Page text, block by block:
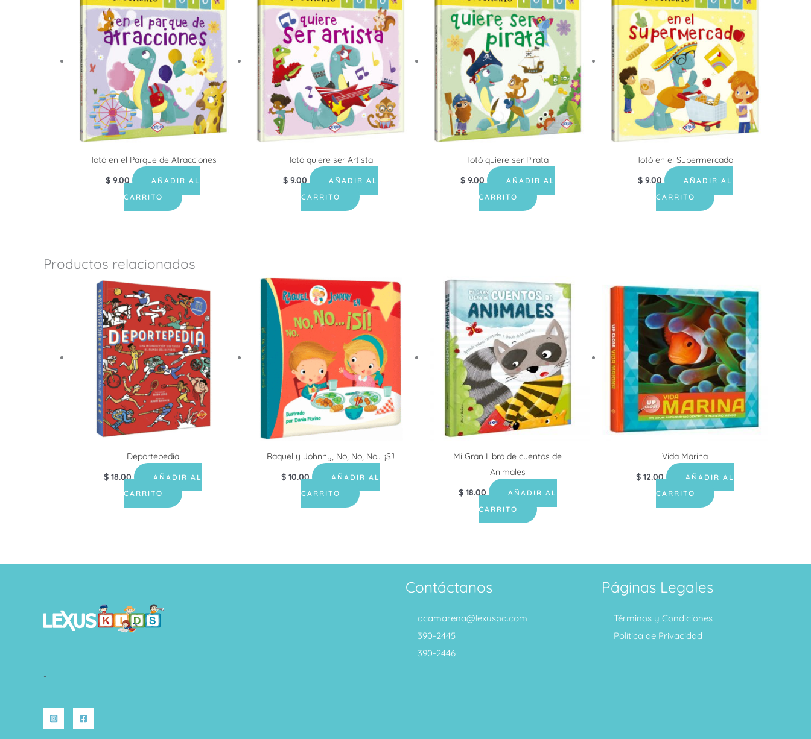
Totó en el Parque de Atracciones
$ 9.00
AÑADIR AL
CARRITO
Totó quiere ser Artista
$ 9.00
AÑADIR AL
CARRITO
Totó quiere ser Pirata
$9.00
AÑADIR AL
CARRITO
Totó en el Supermercado
$9.00
AÑADIR AL
CARRITO
Productos relacionados
Deportepedia
$ 18.00
AÑADIR AL
CARRITO
Raquel y Johnny, No, No, No… ¡Sí!
$10.00
AÑADIR AL
CARRITO
Mi Gran Libro de cuentos de
Animales
$18.00
AÑADIR AL
CARRITO
Vida Marina
$12.00
AÑADIR AL
CARRITO
-
Contáctanos
dcamarena@lexuspa.com
390-2445
390-2446
Páginas Legales
Términos y Condiciones
Política de Privacidad